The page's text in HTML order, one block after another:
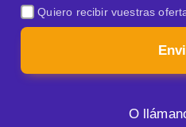
Quiero recibir vuestras
O